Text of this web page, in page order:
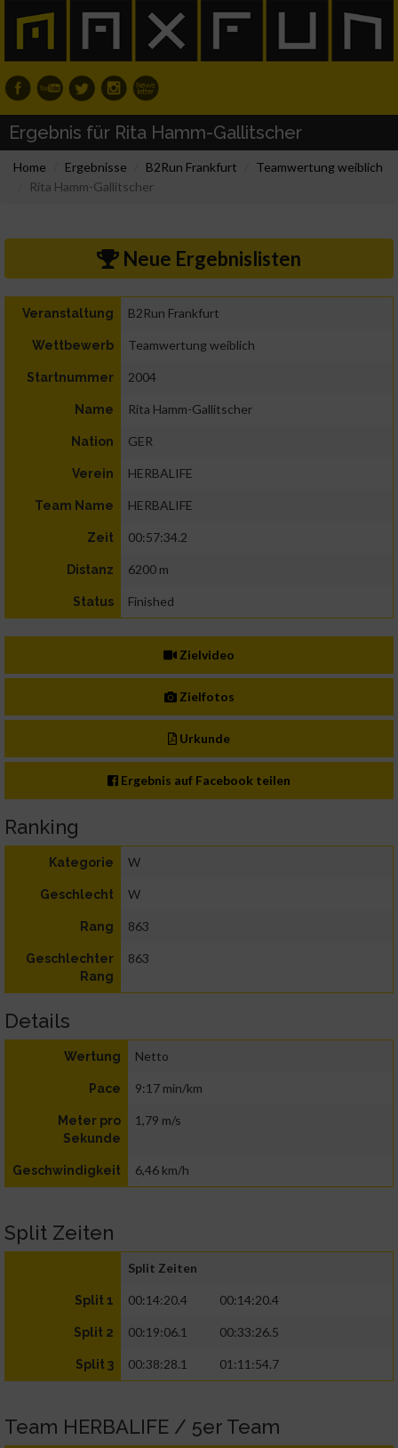
Ergebnis für Rita Hamm-Gallitscher
Home Ergebnisse B2Run Frankfurt
Teamwertung weiblich
Rita Hamm-Gallitscher
Neue Ergebnislisten
Veranstaltung B2Run Frankfurt
Wettbewerb Teamwertung weiblich
Startnummer 2004
Name Rita Hamm-Gallitscher
Nation GER
Verein HERBALIFE
Team Name HERBALIFE
Zeit 00:57:34.2
Distanz 6200 m
Status Finished
Zielvideo
Zielfotos
Urkunde
Ergebnis auf Facebook teilen
Ranking
Kategorie W
Geschlecht W
Rang 863
Geschlechter
Rang
863
Details
Wertung Netto
Pace 9:17 min/km
Meter pro
Sekunde
1,79 m/s
Geschwindigkeit 6,46 km/h
Split Zeiten
Split Zeiten
Split 1 00:14:20.4 00:14:20.4
Split 2 00:19:06.1 00:33:26.5
Split 3 00:38:28.1 01:11:54.7
Team HERBALIFE / 5er Team